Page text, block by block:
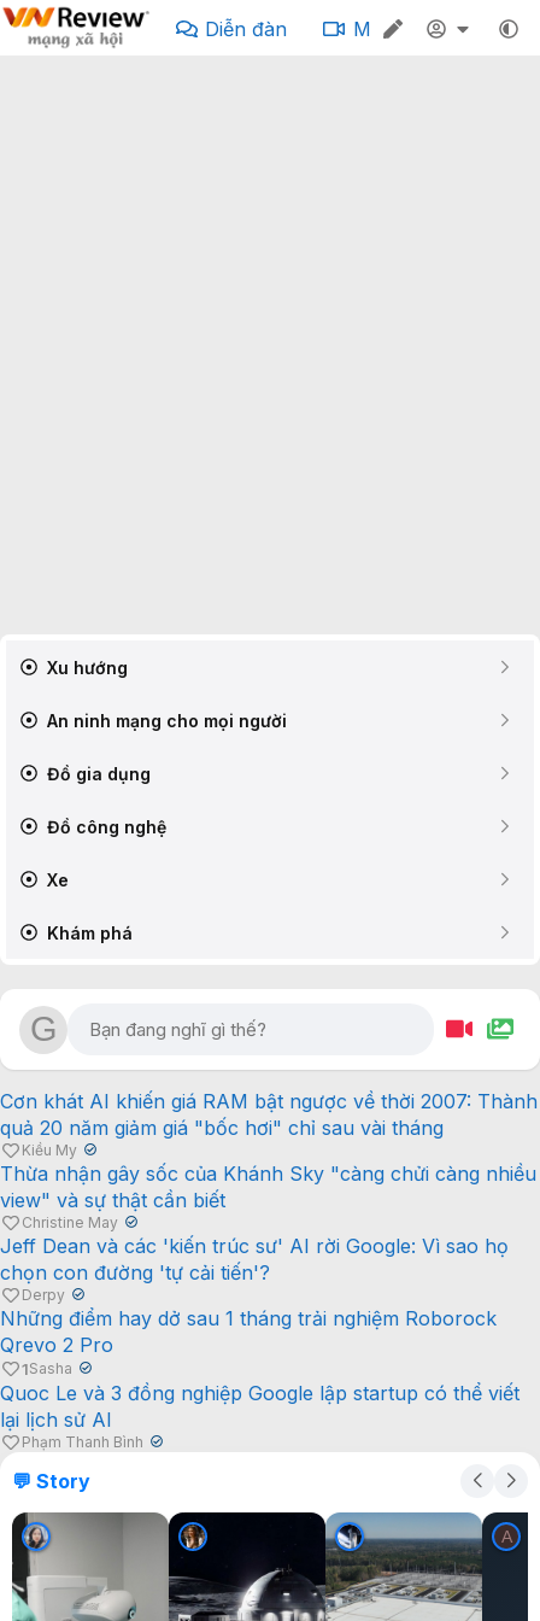
Diễn đàn Media Story
Xu hướng
An ninh mạng cho mọi người
Đồ gia dụng
Đồ công nghệ
Xe
Khám phá
Cơn khát AI khiến giá RAM bật ngược về thời 2007: Thành
quả 20 năm giảm giá "bốc hơi" chỉ sau vài tháng
Kiều My ✔
Thừa nhận gây sốc của Khánh Sky "càng chửi càng nhiều
view" và sự thật cần biết
Christine May ✔
Jeff Dean và các 'kiến trúc sư' AI rời Google: Vì sao họ
chọn con đường 'tự cải tiến'?
Derpy ✔
Những điểm hay dở sau 1 tháng trải nghiệm Roborock
Qrevo 2 Pro
1Sasha ✔
Quoc Le và 3 đồng nghiệp Google lập startup có thể viết
lại lịch sử AI
Phạm Thanh Bình ✔
💬 Story
A